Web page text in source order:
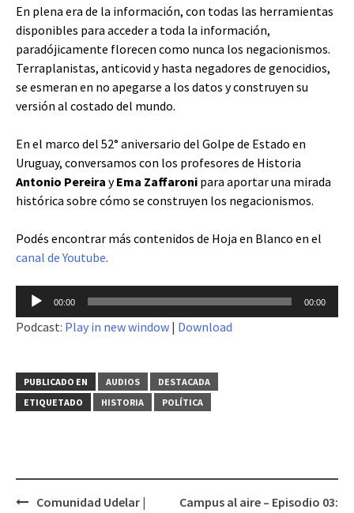
En plena era de la información, con todas las herramientas
disponibles para acceder a toda la información,
paradójicamente florecen como nunca los negacionismos.
Terraplanistas, anticovid y hasta negadores de genocidios,
se esmeran en no apegarse a los datos y construyen su
versión al costado del mundo.
En el marco del 52° aniversario del Golpe de Estado en
Uruguay, conversamos con los profesores de Historia
Antonio Pereira yEma Zaffaroni para aportar una mirada
histórica sobre cómo se construyen los negacionismos.
Podés encontrar más contenidos de Hoja en Blanco en el
canal de Youtube.
Reproductor
audio
00:00 00:00
Podcast: Play in new window | Download
PUBLICADO EN AUDIOS
DESTACADA
ETIQUETADO
HISTORIA POLÍTICA
Comunidad Udelar |
Campus al aire – Episodio 03: